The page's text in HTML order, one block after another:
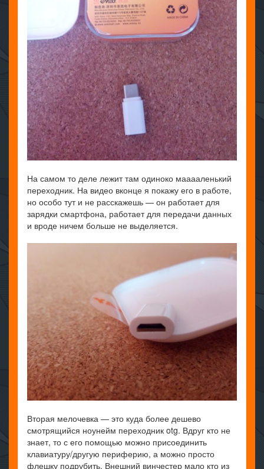
На самом то деле лежит там одиноко мааааленький
переходник. На видео вконце я покажу его в работе,
но особо тут и не расскажешь — он работает для
зарядки смартфона, работает для передачи данных
и вроде ничем больше не выделяется.
Вторая мелочевка — это куда более дешево
смотрящийся ноунейм переходник otg. Вдруг кто не
знает, то с его помощью можно присоединить
клавиатуру/другую периферию, а можно просто
флешку подрубить. Внешний винчестер мало кто из